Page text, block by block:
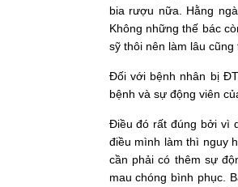
bia rượu nữa. Hằng
Không những thế bác
sỹ thôi nên làm lâu
Đối với bệnh nhân bị
bệnh và sự động viên
Điều đó rất đúng bởi vì
điều mình làm thì nguy
cần phải có thêm sự
mau chóng bình phục.